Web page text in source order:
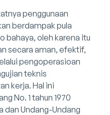
penggunaan
berdampak pula
bahaya, oleh karena itu
secara aman, efektif,
pengoperasioan
teknis
kerja. Hal ini
No. 1 tahun 1970
dan Undang-Undang